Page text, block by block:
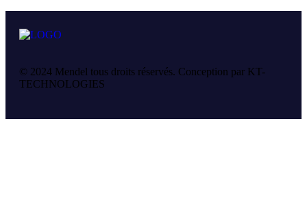
© 2024 Mendel tous droits réservés. Conception par KT-
TECHNOLOGIES